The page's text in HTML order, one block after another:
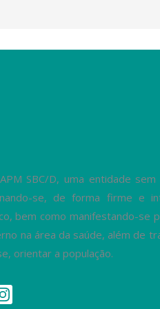
SBC/D, uma entidade
se, de forma firme e
bem como manifestando-se
na área da saúde, além de
orientar a população.